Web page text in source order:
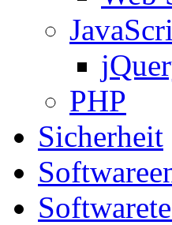
PHP
Sicherheit